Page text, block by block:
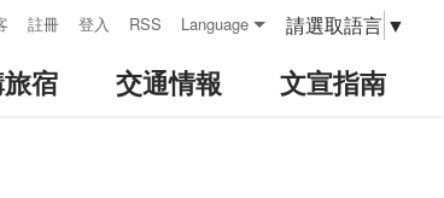
註冊 登入 RSS Language 請選取語言 ▼
宿 交通情報 文宣指南